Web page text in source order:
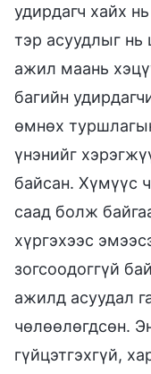
удирдагч хайх
тэр асуудлыг
ажил маань
багийн
өмнөх
үнэнийг
байсан. Хүмүүс
саад болж
хүргэхээс
зогсоодоггүй
ажилд асуудал
чөлөөлөгдсөн.
гүйцэтгэхгүй,